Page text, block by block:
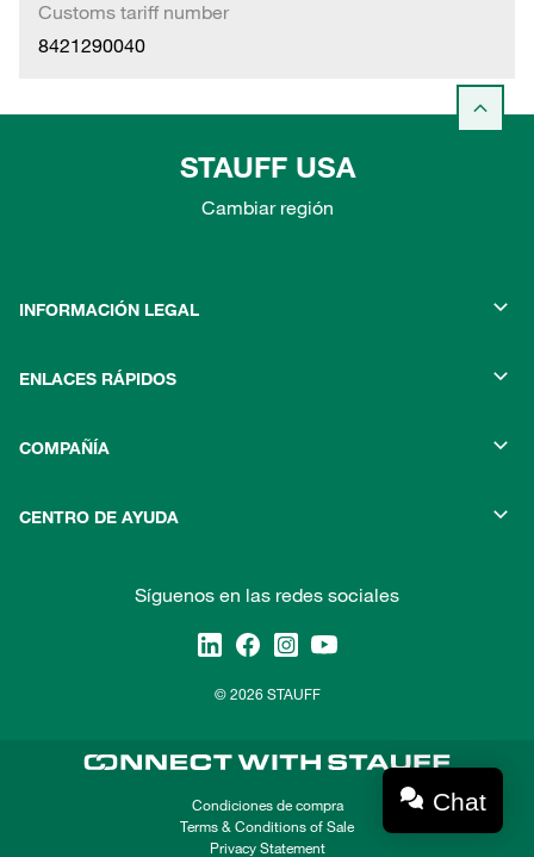
Customs tariff number
8421290040
STAUFF USA
Cambiar región
INFORMACIÓN LEGAL
ENLACES RÁPIDOS
COMPAÑÍA
CENTRO DE AYUDA
Síguenos en las redes sociales
© 2026 STAUFF
Condiciones de compra
Terms & Conditions of Sale
Privacy Statement
Chat